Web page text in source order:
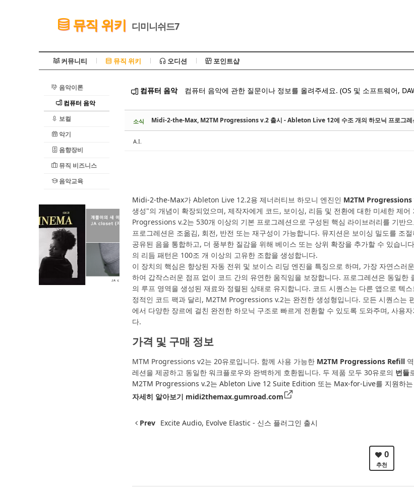
뮤직 위키 디미니쉬드7
커뮤니티 뮤직 위키 오디션 포인트샵
음악이론
컴퓨터 음악
보컬
악기
음향장비
뮤직 비즈니스
음악교육
컴퓨터 음악 컴퓨터 음악에 관한 질문이나 정보를 올려주세요. (OS 및 소프트웨어,
소식 Midi-2-the-Max, M2TM Progressions v.2 출시 - Ableton Live 12에 수조 개의 하모닉 프로그레
A.I.
Midi-2-the-Max가 Ableton Live 12.2용 제너러티브 하모니 엔진인 M2TM Progressions
생성"의 개념이 확장되었으며, 제작자에게 코드, 보이싱, 리듬 및 전환에 대한 미세한 제
Progressions v.2는 530개 이상의 기본 프로그레션으로 구성된 핵심 라이브러리를 기반
프로그레션은 조옮김, 회전, 반전 또는 재구성이 가능합니다. 뮤지션은 보이싱 밀도를 조
공유된 음을 통합하고, 더 풍부한 질감을 위해 베이스 또는 상위 확장을 추가할 수 있습
의 리듬 패턴은 100조 개 이상의 고유한 조합을 생성합니다.
이 장치의 핵심은 향상된 자동 전위 및 보이스 리딩 엔진을 특징으로 하며, 가장 자연스러
하여 갑작스러운 점프 없이 코드 간의 유연한 움직임을 보장합니다. 프로그레션은 동일
의 루프 영역을 생성된 재료와 정렬된 상태로 유지합니다. 코드 시퀀스는 다른 앱으로 텍
정적인 코드 팩과 달리, M2TM Progressions v.2는 완전한 생성형입니다. 모든 시퀀스는
에서 다양한 장르에 걸친 완전한 하모닉 구조로 빠르게 전환할 수 있도록 도와주며, 사용
다.
가격 및 구매 정보
MTM Progressions v2는 20유로입니다. 함께 사용 가능한 M2TM Progressions Refill
레션을 제공하고 동일한 워크플로우와 완벽하게 호환됩니다. 두 제품 모두 30유로의 번들
M2TM Progressions v.2는 Ableton Live 12 Suite Edition 또는 Max-for-Live를 지원하
자세히 알아보기 midi2themax.gumroad.com
Prev Excite Audio, Evolve Elastic - 신스 플러그인 출시
0
추천
Sketchbook5, 스케치북5
Sketchbook5, 스케치북5